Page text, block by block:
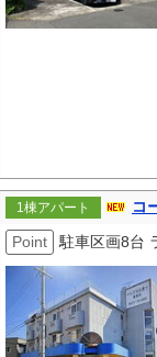
1棟アパート
コ
Point
駐車区画8台